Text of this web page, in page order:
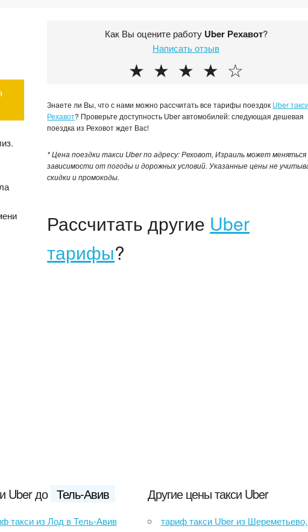
Как Вы оцените работу Uber Рехавот?
Написать отзыв
☆
★
★
★
★
Знаете ли Вы, что с нами можно рассчитать все тарифы поездок Uber такси
Рехавот? Проверьте доступность Uber автомобилей: следующая дешевая
поездка из Реховот ждет Вас!
* Цена поездки такси Uber по адресу: Реховот, Израиль может меняться
зависимости от погоды и дорожных условий. Указанные цены не
скидки и промокоды.
Рассчитать другие Uber
тарифы?
Uber до Тель-Авив
такси из Лод в Тель-Авив
Другие цены такси Uber
тариф такси Uber из Шереметьево, терминал F в улица Академика